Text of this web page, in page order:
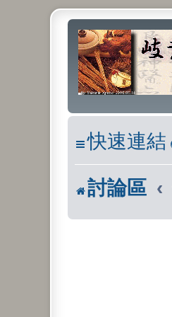
快速連結
討論區